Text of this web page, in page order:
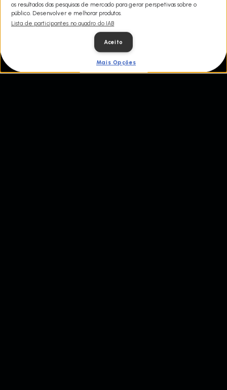
os resultados das pesquisas de mercado para gerar perspetivas sobre o
público. Desenvolver e melhorar produtos.
Lista de participantes no quadro do IAB
Aceito
Mais Opções